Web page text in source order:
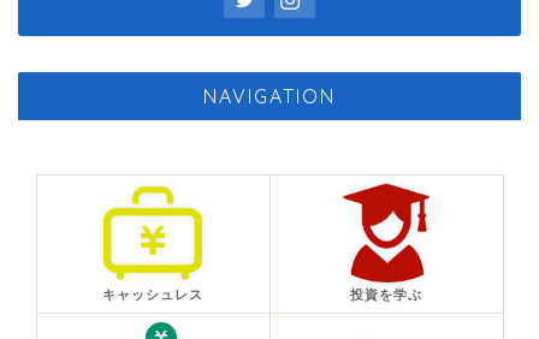
NAVIGATION
キャッシュレス 投資を学ぶ